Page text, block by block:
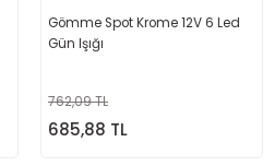
Gömme Spot Krome 12V 6 Led
Gün Işığı
762,09 TL
685,88 TL